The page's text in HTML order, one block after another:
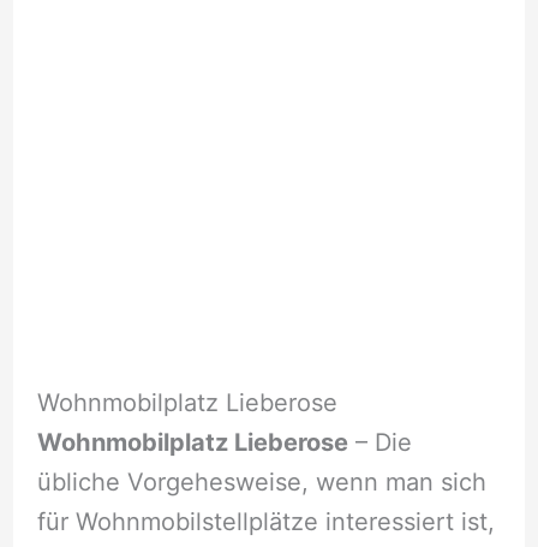
Wohnmobilplatz Lieberose
Wohnmobilplatz Lieberose– Die
übliche Vorgehesweise, wenn man sich
für Wohnmobilstellplätze interessiert ist,